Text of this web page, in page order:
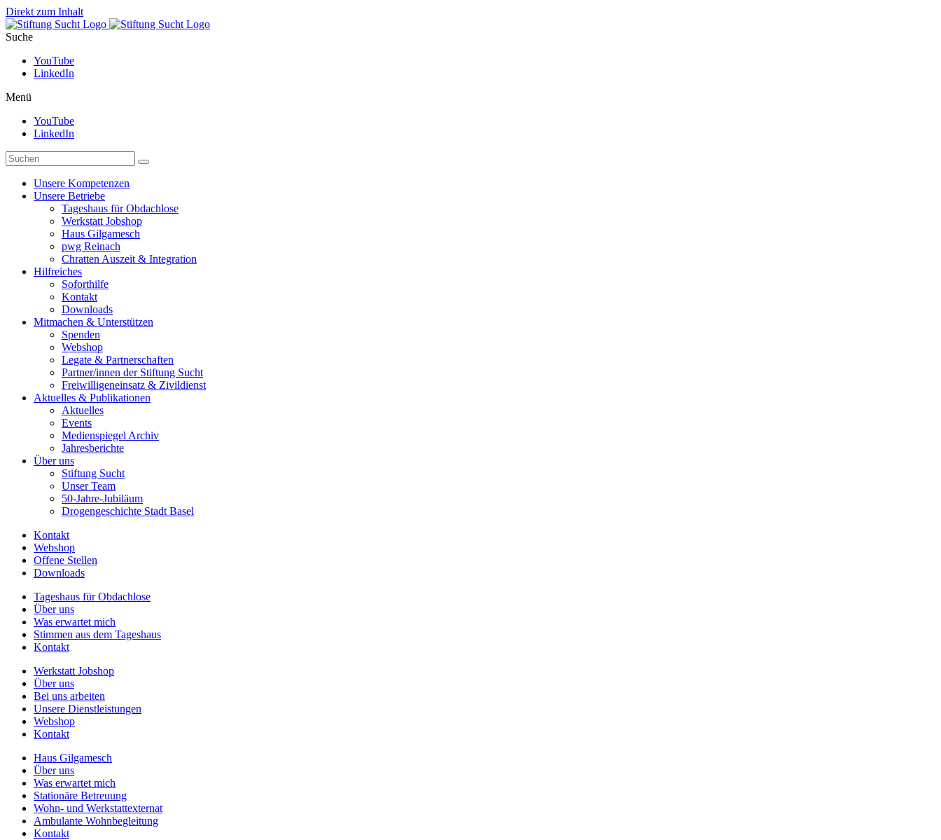
Direkt zum Inhalt
Suche
YouTube
LinkedIn
Menü
YouTube
LinkedIn
Unsere Kompetenzen
Unsere Betriebe
Tageshaus für Obdachlose
Werkstatt Jobshop
Haus Gilgamesch
pwg Reinach
Chratten Auszeit & Integration
Hilfreiches
Soforthilfe
Kontakt
Downloads
Mitmachen & Unterstützen
Spenden
Webshop
Legate & Partnerschaften
Partner/innen der Stiftung Sucht
Freiwilligeneinsatz & Zivildienst
Aktuelles & Publikationen
Aktuelles
Events
Medienspiegel Archiv
Jahresberichte
Über uns
Stiftung Sucht
Unser Team
50-Jahre-Jubiläum
Drogengeschichte Stadt Basel
Kontakt
Webshop
Offene Stellen
Downloads
Tageshaus für Obdachlose
Über uns
Was erwartet mich
Stimmen aus dem Tageshaus
Kontakt
Werkstatt Jobshop
Über uns
Bei uns arbeiten
Unsere Dienstleistungen
Webshop
Kontakt
Haus Gilgamesch
Über uns
Was erwartet mich
Stationäre Betreuung
Wohn- und Werkstattexternat
Ambulante Wohnbegleitung
Kontakt